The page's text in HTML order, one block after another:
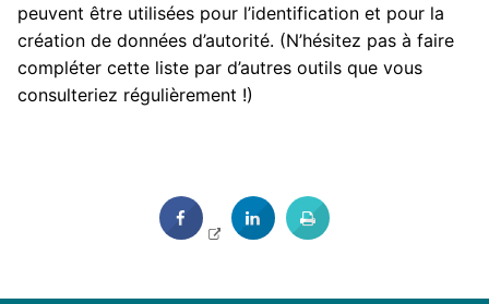
peuvent être utilisées pour l’identification et pour la
création de données d’autorité. (N’hésitez pas à faire
compléter cette liste par d’autres outils que vous
consulteriez régulièrement !)